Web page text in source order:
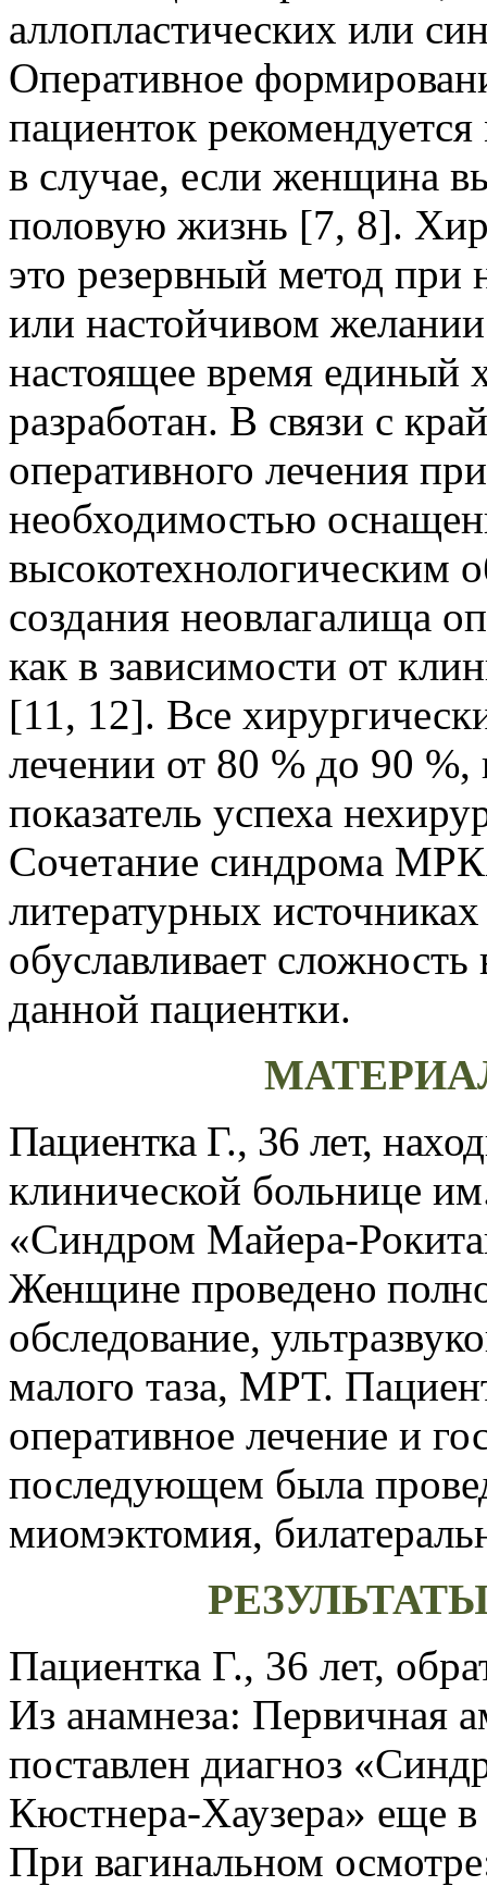
аллопластических или
Оперативное
пациенток
в случае, если женщина
половую жизнь [7, 8].
это резервный метод при
или настойчивом
настоящее время единый
разработан. В связи с
оперативного лечения
необходимостью
высокотехнологическим
создания неовлагалища
как в зависимости от
[11, 12]. Все
лечении от 80 % до 90
показатель успеха
Сочетание синдрома
литературных
обуславливает
данной пациентки.
Пациентка Г., 36 лет,
клинической больнице
«Синдром Майера-
Женщине проведено
обследование,
малого таза, МРТ.
оперативное лечение и
последующем была
миомэктомия,
Пациентка Г., 36 лет,
Из анамнеза: Первичная
поставлен диагноз
Кюстнера-Хаузера» еще в
При вагинальном